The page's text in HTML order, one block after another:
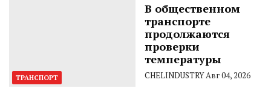
ТРАНСПОРТ
В общественном
транспорте
продолжаются
проверки
температуры
CHELINDUSTRYАвг 04, 2026